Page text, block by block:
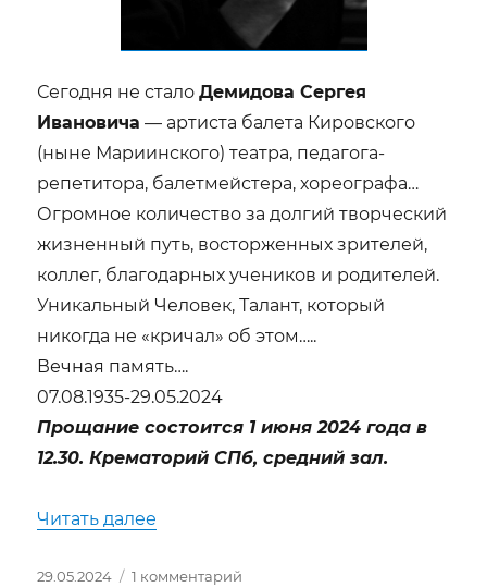
Сегодня не сталоДемидова Сергея
Ивановича — артиста балета Кировского
(ныне Мариинского) театра, педагога-
репетитора, балетмейстера, хореографа…
Огромное количество за долгий творческий
жизненный путь, восторженных зрителей,
коллег, благодарных учеников и родителей.
Уникальный Человек, Талант, который
никогда не «кричал» об этом…..
Вечная память….
07.08.1935-29.05.2024
Прощание состоится 1 июня 2024 года в
12.30. Крематорий СПб, средний зал.
Читать далее
Опубликовано
29.05.2024 1 комментарий